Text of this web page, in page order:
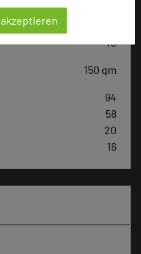
Alle akzeptieren
10
150 qm
94
58
20
16